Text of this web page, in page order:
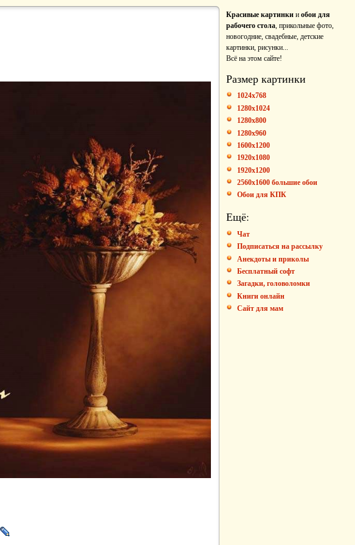
Красивые картинки и обои для
рабочего стола, прикольные фото,
новогодние, свадебные, детские
картинки, рисунки...
Всё на этом сайте!
Размер картинки
1024x768
1280x1024
1280x800
1280x960
1600x1200
1920x1080
1920x1200
2560x1600 большие обои
Обои для КПК
Ещё:
Чат
Подписаться на рассылку
Анекдоты и приколы
Бесплатный софт
Загадки, головоломки
Книги онлайн
Сайт для мам